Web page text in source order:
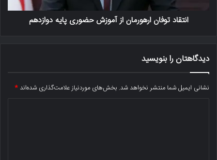
انتقاد توفان ارهورمان از آموزش حضوری پایه دوازدهم
دیدگاهتان را بنویسید
نشانی ایمیل شما منتشر نخواهد شد. بخش‌های موردنیاز علامت‌گذاری شده‌اند*